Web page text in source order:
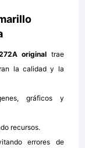
original trae
la calidad y la
gráficos y
recursos.
errores de